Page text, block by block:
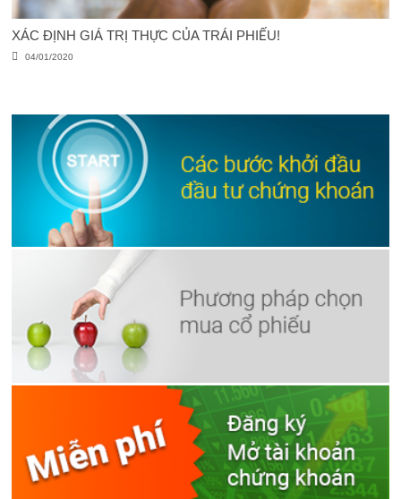
XÁC ĐỊNH GIÁ TRỊ THỰC CỦA TRÁI PHIẾU!
04/01/2020